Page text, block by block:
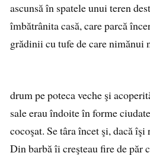
ascunsă în spatele unui teren
îmbătrânita casă, care parcă
grădinii cu tufe de care nimănui
drum pe poteca veche şi
sale erau îndoite în forme
cocoşat. Se târa încet şi, dacă
Din barbă îi creşteau fire de